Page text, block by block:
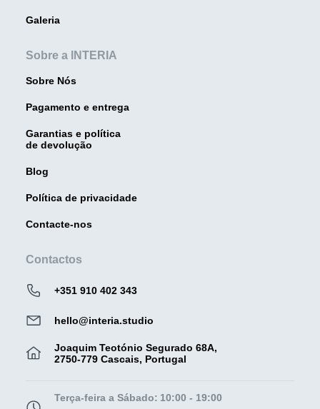
Galeria
Sobre a INTERIA
Sobre Nós
Pagamento e entrega
Garantias e política
de devolução
Blog
Política de privacidade
Contacte-nos
Contactos
+351 910 402 343
hello@interia.studio
Joaquim Teotónio Segurado 68A,
2750-779 Cascais, Portugal
Terça-feira a Sábado: 10:00 - 19:00